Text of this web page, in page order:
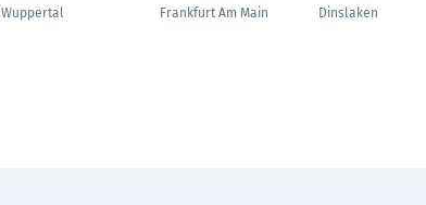
Wuppertal
Frankfurt Am Main
Dinslaken